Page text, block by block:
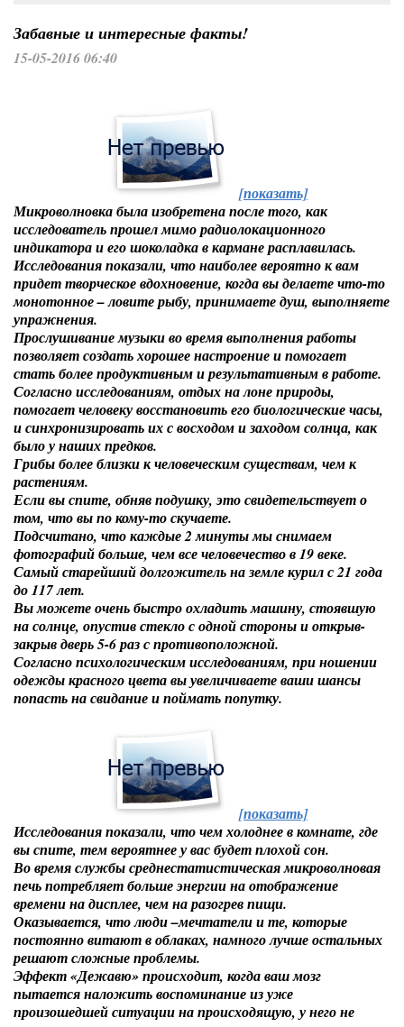
Забавные и интересные факты!
15-05-2016 06:40
[показать]
Микроволновкабыла изобретена после того, как
исследователь прошел мимо радиолокационного
индикатора и его шоколадка в кармане расплавилась.
Исследования показали, что наиболее вероятно к вам
придет творческое вдохновение, когда вы делаете что-то
монотонное– ловите рыбу, принимаете душ, выполняете
упражнения.
Прослушивание музыкиво время выполнения работы
позволяет создать хорошее настроение и помогает
стать более продуктивным и результативным в работе.
Согласно исследованиям, отдыхна лоне природы,
помогает человеку восстановить его биологические часы,
и синхронизировать их с восходом и заходом солнца, как
было у наших предков.
Грибы более близки кчеловеческимсуществам, чем к
растениям.
Если вы спите, обняв подушку, это свидетельствует о
том, что вы по кому-тоскучаете.
Подсчитано, чтокаждые 2 минутымы снимаем
фотографий больше, чем все человечество в 19 веке.
Самый старейший долгожитель на земле курил с 21 года
до 117 лет.
Вы можете оченьбыстро охладить машину, стоявшую
на солнце, опустив стекло с одной стороны и открыв-
закрыв дверь 5-6 раз с противоположной.
Согласно психологическим исследованиям, при ношении
одеждыкрасного цветавы увеличиваете ваши шансы
попасть на свидание и поймать попутку.
[показать]
Исследования показали, чточем холоднеев комнате, где
вы спите, тем вероятнее у вас будет плохой сон.
Во время службы среднестатистическая микроволновая
печь потребляет больше энергиина отображение
времени на дисплее, чем на разогрев пищи.
Оказывается, что люди –мечтатели и те, которые
постоянно витают в облаках, намного лучше остальных
решают сложные проблемы.
Эффект «Дежавю»происходит, когда ваш мозг
пытается наложить воспоминание из уже
произошедшей ситуации на происходящую, у него не